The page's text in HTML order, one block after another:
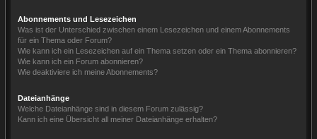
Abonnements und Lesezeichen
Was ist der Unterschied zwischen einem Lesezeichen und einem Abonnements
für ein Thema oder Forum?
Wie kann ich ein Lesezeichen auf ein Thema setzen oder ein Thema abonnieren?
Wie kann ich ein Forum abonnieren?
Wie deaktiviere ich meine Abonnements?
Dateianhänge
Welche Dateianhänge sind in diesem Forum zulässig?
Kann ich eine Übersicht all meiner Dateianhänge erhalten?